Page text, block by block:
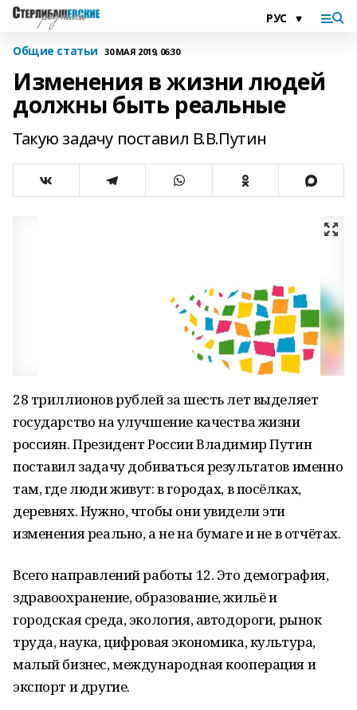
Общие статьи 30 МАЯ 2019, 06:30
Изменения в жизни людей
должны быть реальные
Такую задачу поставил В.В.Путин
28 триллионов рублей за шесть лет выделяет
государство на улучшение качества жизни
россиян. Президент России Владимир Путин
поставил задачу добиваться результатов именно
там, где люди живут: в городах, в посёлках,
деревнях. Нужно, чтобы они увидели эти
изменения реально, а не на бумаге и не в отчётах.
Всего направлений работы 12. Это демография,
здравоохранение, образование, жильё и
городская среда, экология, автодороги, рынок
труда, наука, цифровая экономика, культура,
малый бизнес, международная кооперация и
экспорт и другие.